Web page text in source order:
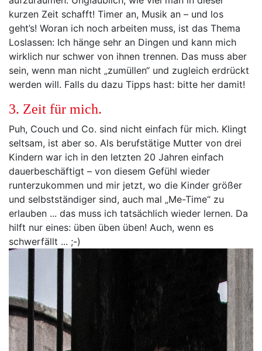
kurzen Zeit schafft! Timer an, Musik an – und los
geht’s! Woran ich noch arbeiten muss, ist das Thema
Loslassen: Ich hänge sehr an Dingen und kann mich
wirklich nur schwer von ihnen trennen. Das muss aber
sein, wenn man nicht „zumüllen“ und zugleich erdrückt
werden will. Falls du dazu Tipps hast: bitte her damit!
3. Zeit für mich.
Puh, Couch und Co. sind nicht einfach für mich. Klingt
seltsam, ist aber so. Als berufstätige Mutter von drei
Kindern war ich in den letzten 20 Jahren einfach
dauerbeschäftigt – von diesem Gefühl wieder
runterzukommen und mir jetzt, wo die Kinder größer
und selbstständiger sind, auch mal „Me-Time“ zu
erlauben ... das muss ich tatsächlich wieder lernen. Da
hilft nur eines: üben üben üben! Auch, wenn es
schwerfällt ... ;-)